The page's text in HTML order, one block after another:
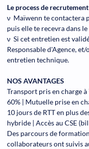
Le process de
ν Maïwenn te contactera
puis elle te recevra dans
ν Si cet entretien est
Responsable d'Agence,
entretien technique.
NOS AVANTAGES
Transport pris en charge
60% | Mutuelle prise en
10 jours de RTT en plus
hybride | Accès au CSE
Des parcours de
collaborateurs ont suivis